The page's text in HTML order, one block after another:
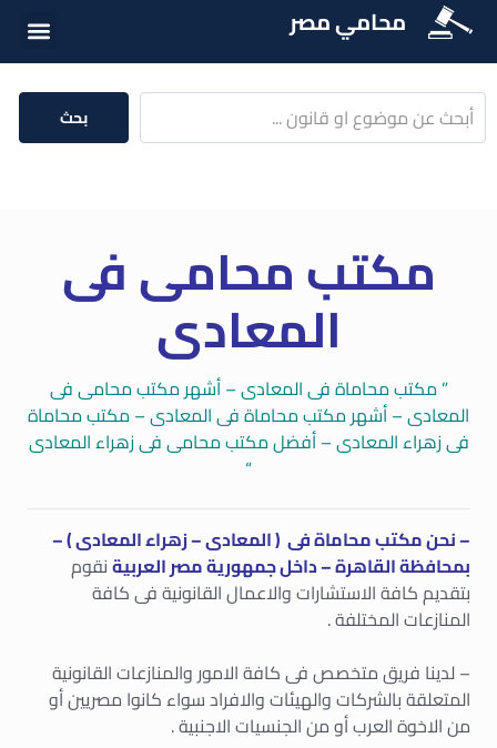
محامي مصر
بحث
مكتب محامى فى
المعادى
” مكتب محاماة فى المعادى – أشهر مكتب محامى فى
المعادى – أشهر مكتب محاماة فى المعادى – مكتب محاماة
فى زهراء المعادى – أفضل مكتب محامى فى زهراء المعادى
“
– نحن مكتب محاماة فى ( المعادى – زهراء المعادى ) –
بمحافظة القاهرة – داخل جمهورية مصر العربيةنقوم
بتقديم كافة الاستشارات والاعمال القانونية فى كافة
المنازعات المختلفة .
– لدينا فريق متخصص فى كافة الامور والمنازعات القانونية
المتعلقة بالشركات والهيئات والافراد سواء كانوا مصريين أو
من الاخوة العرب أو من الجنسيات الاجنبية .